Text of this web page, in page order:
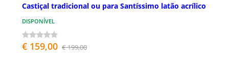
Castiçal tradicional ou para Santíssimo latão acrílico
DISPONÍVEL
€ 159,00 € 199,00